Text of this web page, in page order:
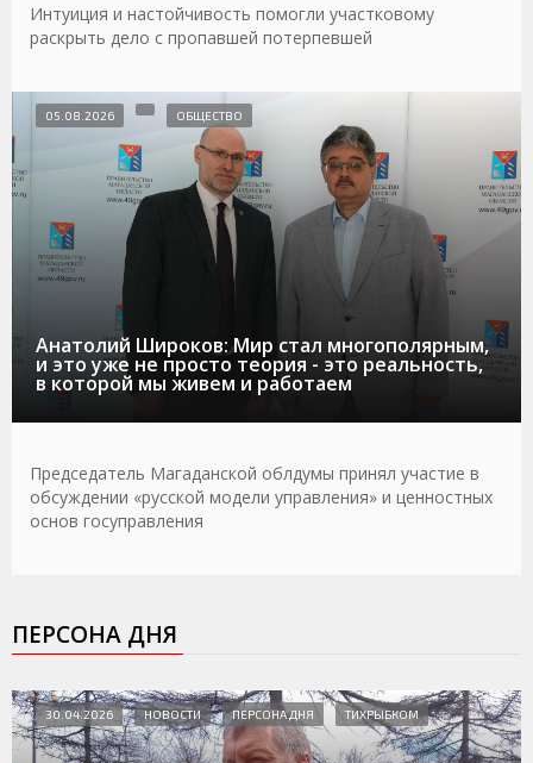
Интуиция и настойчивость помогли участковому
раскрыть дело с пропавшей потерпевшей
Анатолий Широков: Мир стал многополярным,
и это уже не просто теория - это реальность,
в которой мы живем и работаем
05.08.2026 ОБЩЕСТВО
Председатель Магаданской облдумы принял участие в
обсуждении «русской модели управления» и ценностных
основ госуправления
ПЕРСОНА ДНЯ
30.04.2026 НОВОСТИ ПЕРСОНА ДНЯ ТИХРЫБКОМ